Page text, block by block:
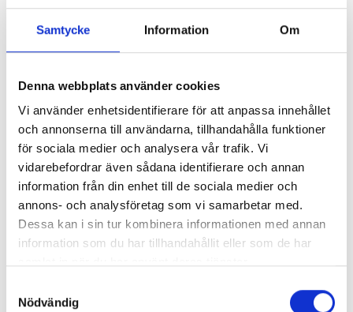
Samtycke Information Om
Denna webbplats använder cookies
Vi använder enhetsidentifierare för att anpassa innehållet
och annonserna till användarna, tillhandahålla funktioner
för sociala medier och analysera vår trafik. Vi
vidarebefordrar även sådana identifierare och annan
information från din enhet till de sociala medier och
annons- och analysföretag som vi samarbetar med.
Dessa kan i sin tur kombinera informationen med annan
information som du har tillhandahållit eller som de har
Nödvändig
”Jag vill att Mellanöstern ska
kännas nära”
Gilda Hamidi-Nia
Fler profiler